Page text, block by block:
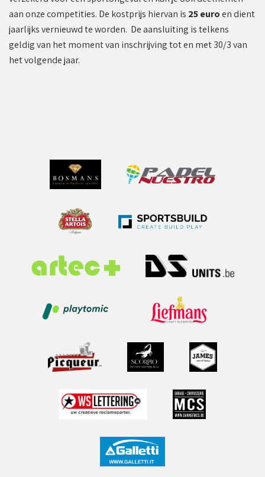
aan onze competities. De kostprijs hiervan is 25 euroen dient
jaarlijks vernieuwd te worden. De aansluiting is telkens
geldig van het moment van inschrijving tot en met 30/3 van
het volgende jaar.